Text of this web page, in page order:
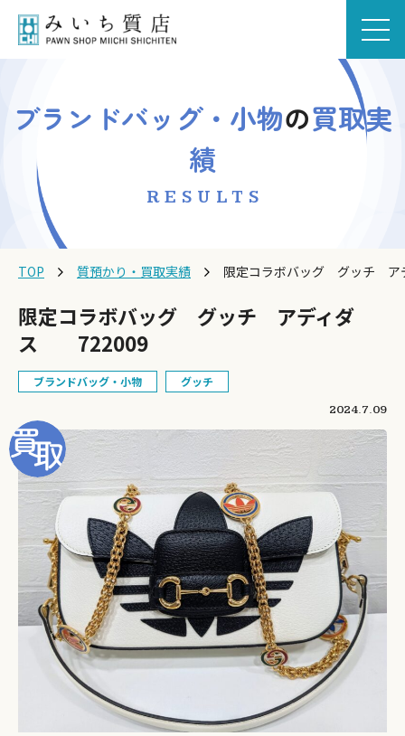
ブランドバッグ・小物の買取実
績
RESULTS
TOP 質預かり・買取実績 限定コラボバッグ グッチ
限定コラボバッグ グッチ アディダ
ス 722009
ブランドバッグ・小物 グッチ
2024.7.09